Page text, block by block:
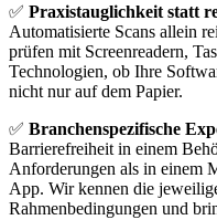
✅ Praxistauglichkeit statt
Automatisierte Scans allein
prüfen mit Screenreadern,
Technologien, ob Ihre
nicht nur auf dem Papier.
✅ Branchenspezifische
Barrierefreiheit in einem
Anforderungen als in einem
App. Wir kennen die
Rahmenbedingungen und